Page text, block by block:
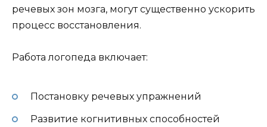
речевых зон мозга, могут существенно ускорить
процесс восстановления.
Работа логопеда включает:
Постановку речевых упражнений
Развитие когнитивных способностей